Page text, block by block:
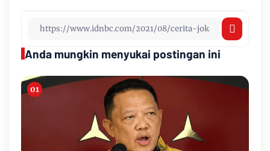
Anda mungkin menyukai postingan ini